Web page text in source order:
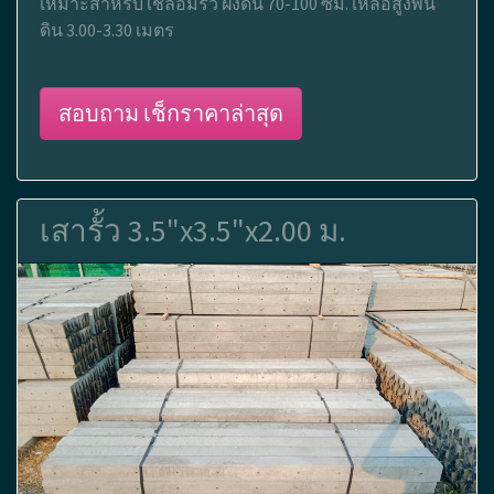
ดิน 3.00-3.30 เมตร
สอบถาม เช็กราคาล่าสุด
เสารั้ว 3.5"x3.5"x2.00 ม.